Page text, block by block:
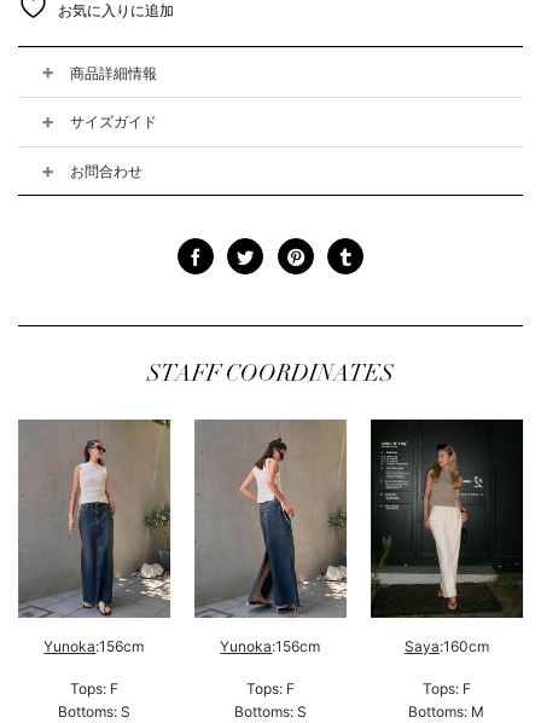
お気に入りに追加
商品詳細情報
サイズガイド
お問合わせ
STAFF COORDINATES
Yunoka:156cm
Tops: F
Bottoms: S
Yunoka:156cm
Tops: F
Bottoms: S
Saya:160cm
Tops: F
Bottoms: M